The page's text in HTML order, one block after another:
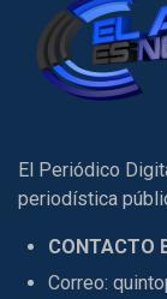
El Periódico
periodística
CONTACTO
Correo: